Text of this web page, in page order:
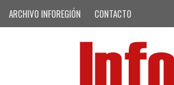
ARCHIVO INFOREGIÓN CONTACTO